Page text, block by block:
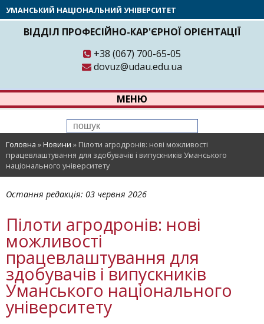
УМАНСЬКИЙ НАЦІОНАЛЬНИЙ УНІВЕРСИТЕТ
ВІДДІЛ ПРОФЕСІЙНО-КАР'ЄРНОЇ ОРІЄНТАЦІЇ
+38 (067) 700-65-05
dovuz@udau.edu.ua
МЕНЮ
Головна »Новини » Пілоти агродронів: нові можливості
працевлаштування для здобувачів і випускників Уманського
національного університету
Остання редакція: 03 червня 2026
Пілоти агродронів: нові
можливості
працевлаштування для
здобувачів і випускників
Уманського національного
університету